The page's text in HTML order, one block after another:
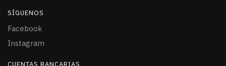
SÍGUENOS
Facebook
Instagram
CUENTAS BANCARIAS